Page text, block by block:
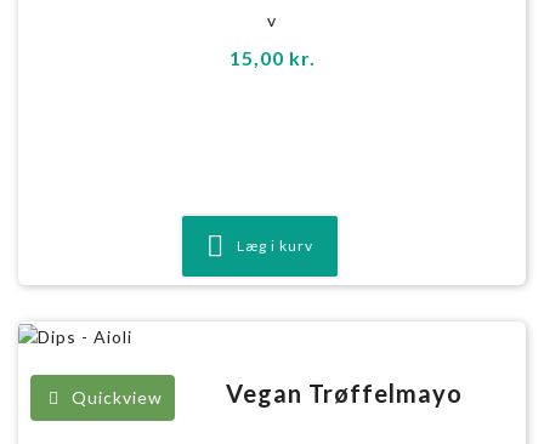
v
15,00 kr.
Læg i kurv
Quickview Vegan Trøffelmayo